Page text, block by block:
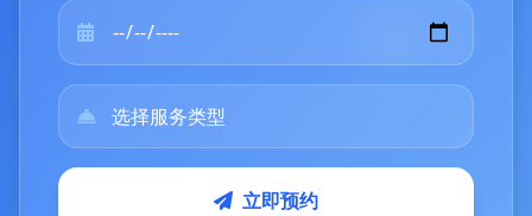
立即预约